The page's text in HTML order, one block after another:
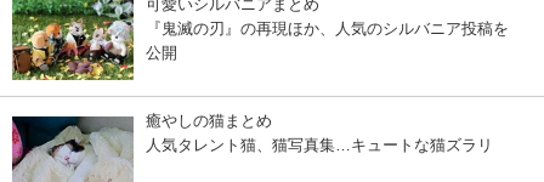
可愛いシルバニアまとめ
『鬼滅の刃』の再現ほか、人気のシルバニア投稿を
公開
癒やしの猫まとめ
人気タレント猫、猫写真集…キュートな猫ズラリ